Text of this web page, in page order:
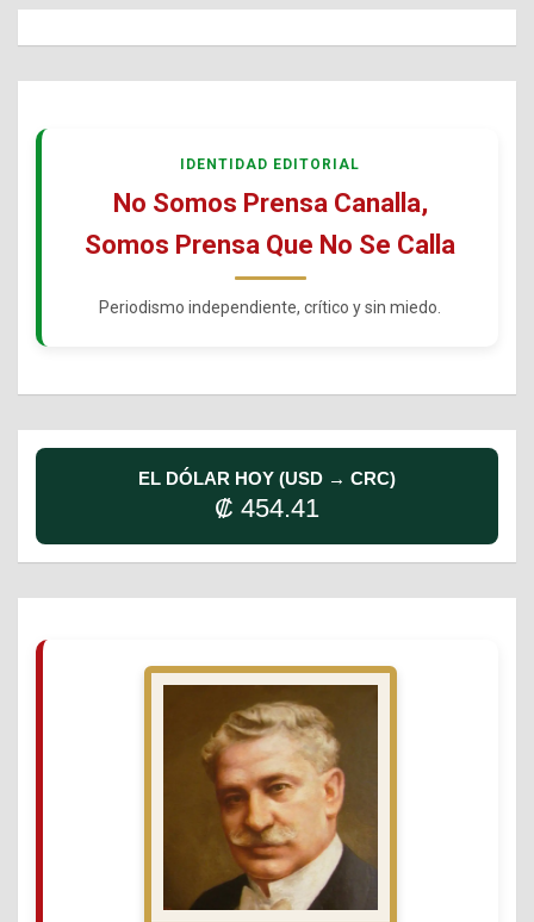
IDENTIDAD EDITORIAL
No Somos Prensa Canalla,
Somos Prensa Que No Se Calla
Periodismo independiente, crítico y sin miedo.
EL DÓLAR HOY (USD → CRC)
₡ 454.41